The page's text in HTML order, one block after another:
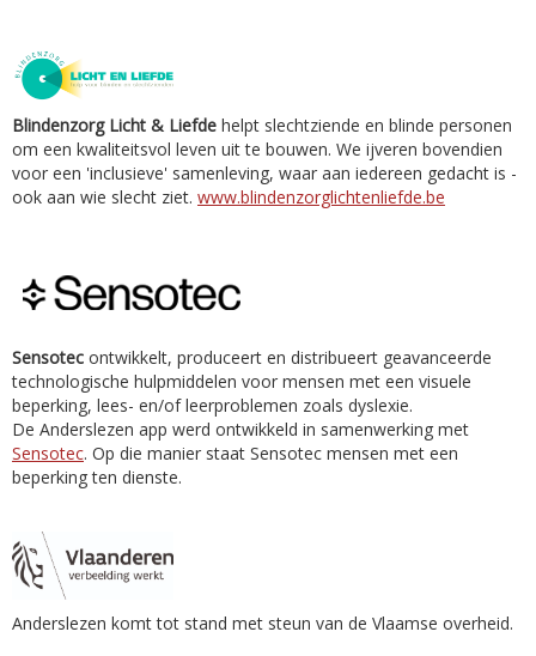
Blindenzorg Licht & Liefde helpt slechtziende en blinde personen
om een kwaliteitsvol leven uit te bouwen. We ijveren bovendien
voor een 'inclusieve' samenleving, waar aan iedereen gedacht is -
ook aan wie slecht ziet. www.blindenzorglichtenliefde.be
Sensotec ontwikkelt, produceert en distribueert geavanceerde
technologische hulpmiddelen voor mensen met een visuele
beperking, lees- en/of leerproblemen zoals dyslexie.
De Anderslezen app werd ontwikkeld in samenwerking met
Sensotec. Op die manier staat Sensotec mensen met een
beperking ten dienste.
Anderslezen komt tot stand met steun van de Vlaamse overheid.